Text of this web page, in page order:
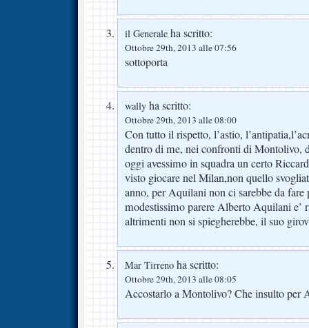
il Generale ha scritto:
Ottobre 29th, 2013 alle 07:56
sottoporta
wally ha scritto:
Ottobre 29th, 2013 alle 08:00
Con tutto il rispetto, l’astio,
dentro di me, nei confronti di Montolivo,
oggi avessimo in squadra un certo
visto giocare nel Milan,non quello
anno, per Aquilani non ci sarebbe da
modestissimo parere Alberto Aquilani e’
altrimenti non si spiegherebbe, il suo
Mar Tirreno ha scritto:
Ottobre 29th, 2013 alle 08:05
Accostarlo a Montolivo? Che insulto per